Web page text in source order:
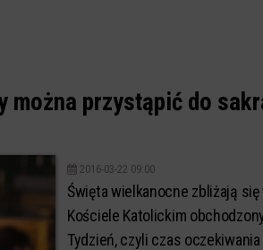
można przystąpić do
2016-03-22 09:00
Święta wielkanocne zbliżają
Kościele Katolickim
Tydzień, czyli czas